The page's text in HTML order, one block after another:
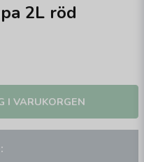
2L röd
I VARUKORGEN